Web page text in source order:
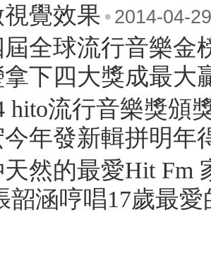
覺效果 • 2014-04-29
屆全球流行音樂
拿下四大獎成最大
hito流行音樂獎
年發新輯拼明年
然的最愛Hit Fm
韶涵哼唱17歲最愛